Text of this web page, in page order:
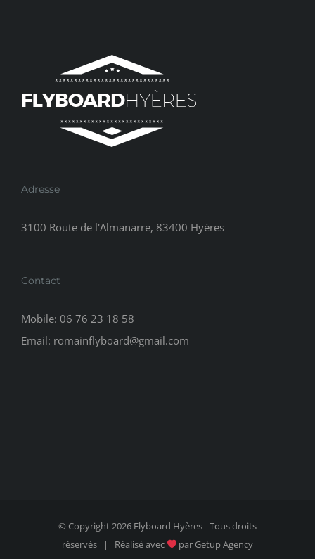
Adresse
3100 Route de l'Almanarre, 83400 Hyères
Contact
Mobile: 06 76 23 18 58
Email: romainflyboard@gmail.com
© Copyright2026 Flyboard Hyères - Tous droits
réservés | Réalisé avec
par Getup Agency